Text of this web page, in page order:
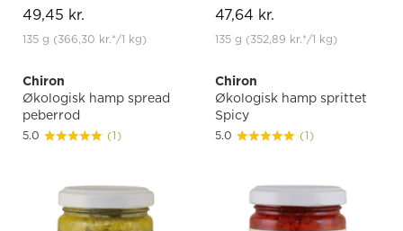
49,45 kr.
135 g (366,30 kr.*/1 kg)
47,64 kr.
135 g (352,89 kr.*/1 kg)
Chiron
Økologisk hamp spread
peberrod
5.0 (1)
Chiron
Økologisk hamp sprittet
Spicy
5.0 (1)